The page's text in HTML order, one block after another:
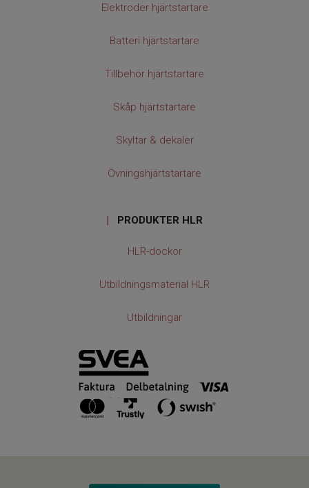
Elektroder hjärtstartare
Batteri hjärtstartare
Tillbehör hjärtstartare
Skåp hjärtstartare
Skyltar & dekaler
Övningshjärtstartare
| PRODUKTER HLR
HLR-dockor
Utbildningsmaterial HLR
Utbildningar